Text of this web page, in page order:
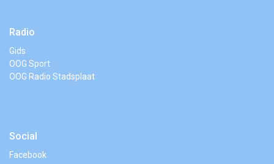
Radio
Gids
OOG Sport
OOG Radio Stadsplaat
Social
Facebook